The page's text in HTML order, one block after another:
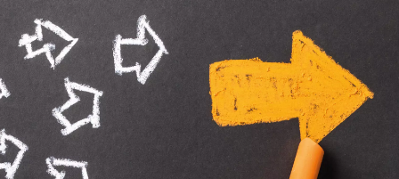
INGÉNIERIE & CONSEIL
HAZARDOUS WASTE EUROPE
INDUSTRIES GLOBAL SOLUTIONS
NUCLEAR SOLUTIONS